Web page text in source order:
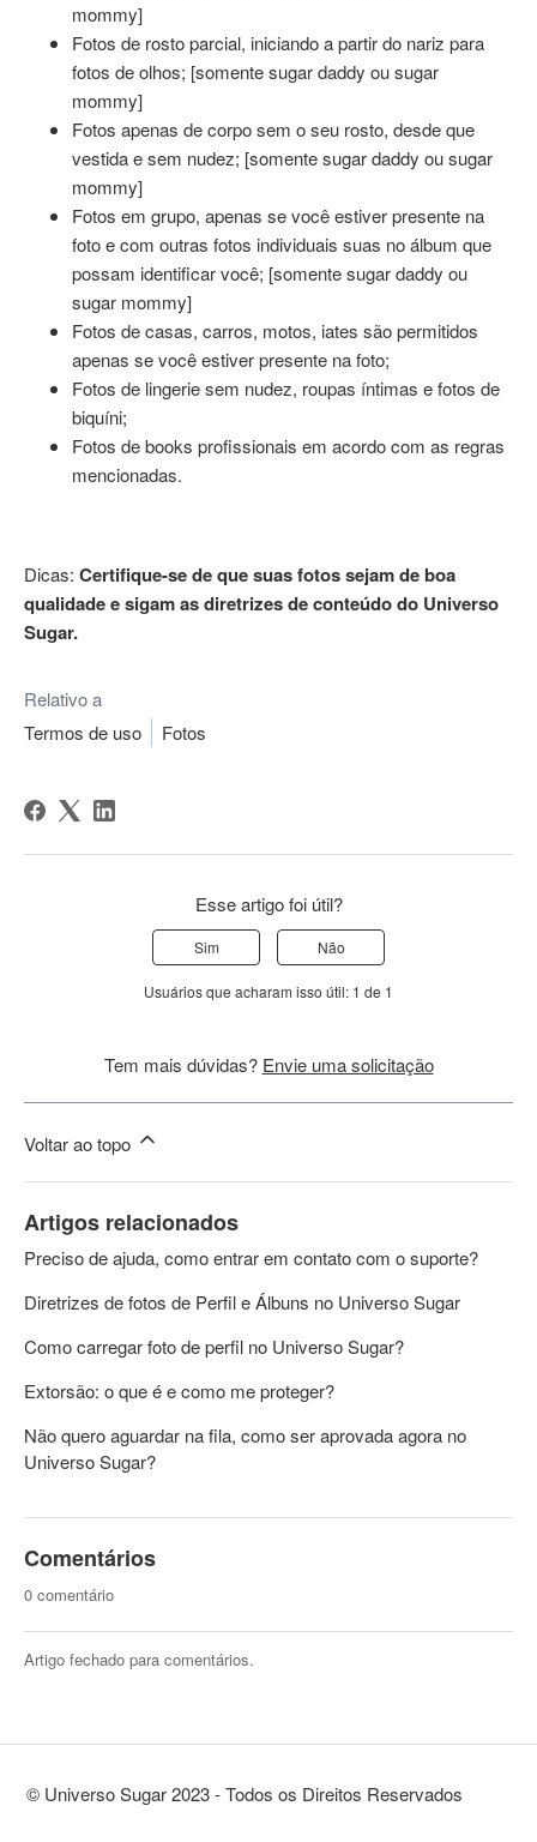
mommy]
Fotos de rosto parcial, iniciando a partir do nariz para
fotos de olhos; [somente sugar daddy ou sugar
mommy]
Fotos apenas de corpo sem o seu rosto, desde que
vestida e sem nudez; [somente sugar daddy ou sugar
mommy]
Fotos em grupo, apenas se você estiver presente na
foto e com outras fotos individuais suas no álbum que
possam identificar você; [somente sugar daddy ou
sugar mommy]
Fotos de casas, carros, motos, iates são permitidos
apenas se você estiver presente na foto;
Fotos de lingerie sem nudez, roupas íntimas e fotos de
biquíni;
Fotos de books profissionais em acordo com as regras
mencionadas.
Dicas: Certifique-se de que suas fotos sejam de boa
qualidade e sigam as diretrizes de conteúdo do Universo
Sugar.
Relativo a
Termos de uso
Fotos
Esse artigo foi útil?
Sim Não
Usuários que acharam isso útil: 1 de 1
Tem mais dúvidas? Envie uma solicitação
Voltar ao topo
Artigos relacionados
Preciso de ajuda, como entrar em contato com o suporte?
Diretrizes de fotos de Perfil e Álbuns no Universo Sugar
Como carregar foto de perfil no Universo Sugar?
Extorsão: o que é e como me proteger?
Não quero aguardar na fila, como ser aprovada agora no
Universo Sugar?
Comentários
0 comentário
Artigo fechado para comentários.
© Universo Sugar 2023 - Todos os Direitos Reservados